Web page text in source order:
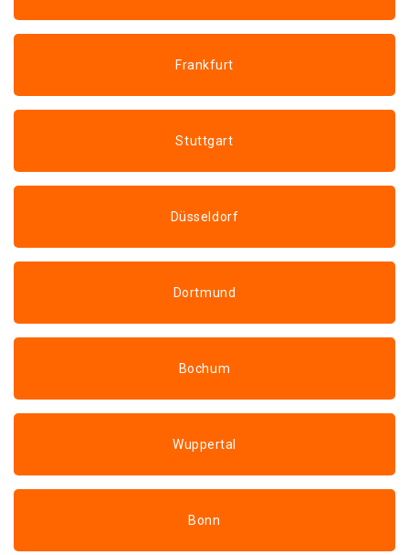
Frankfurt
Stuttgart
Düsseldorf
Dortmund
Bochum
Wuppertal
Bonn